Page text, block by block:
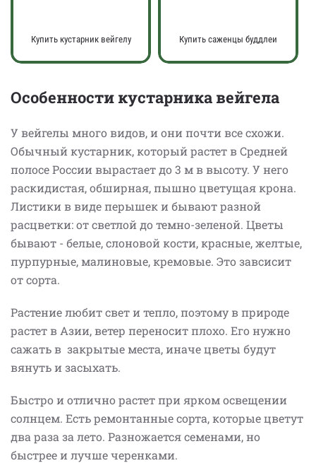
Купить кустарник вейгелу Купить саженцы буддлеи
Особенности кустарника вейгела
У вейгелы много видов, и они почти все схожи.
Обычный кустарник, который растет в Средней
полосе России вырастает до 3 м в высоту. У него
раскидистая, обширная, пышно цветущая крона.
Листики в виде перышек и бывают разной
расцветки: от светлой до темно-зеленой. Цветы
бывают - белые, слоновой кости, красные, желтые,
пурпурные, малиновые, кремовые. Это завсисит
от сорта.
Растение любит свет и тепло, поэтому в природе
растет в Азии, ветер переносит плохо. Его нужно
сажать в закрытые места, иначе цветы будут
вянуть и засыхать.
Быстро и отлично растет при ярком освещении
солнцем. Есть ремонтанные сорта, которые цветут
два раза за лето. Разножается семенами, но
быстрее и лучше черенками.